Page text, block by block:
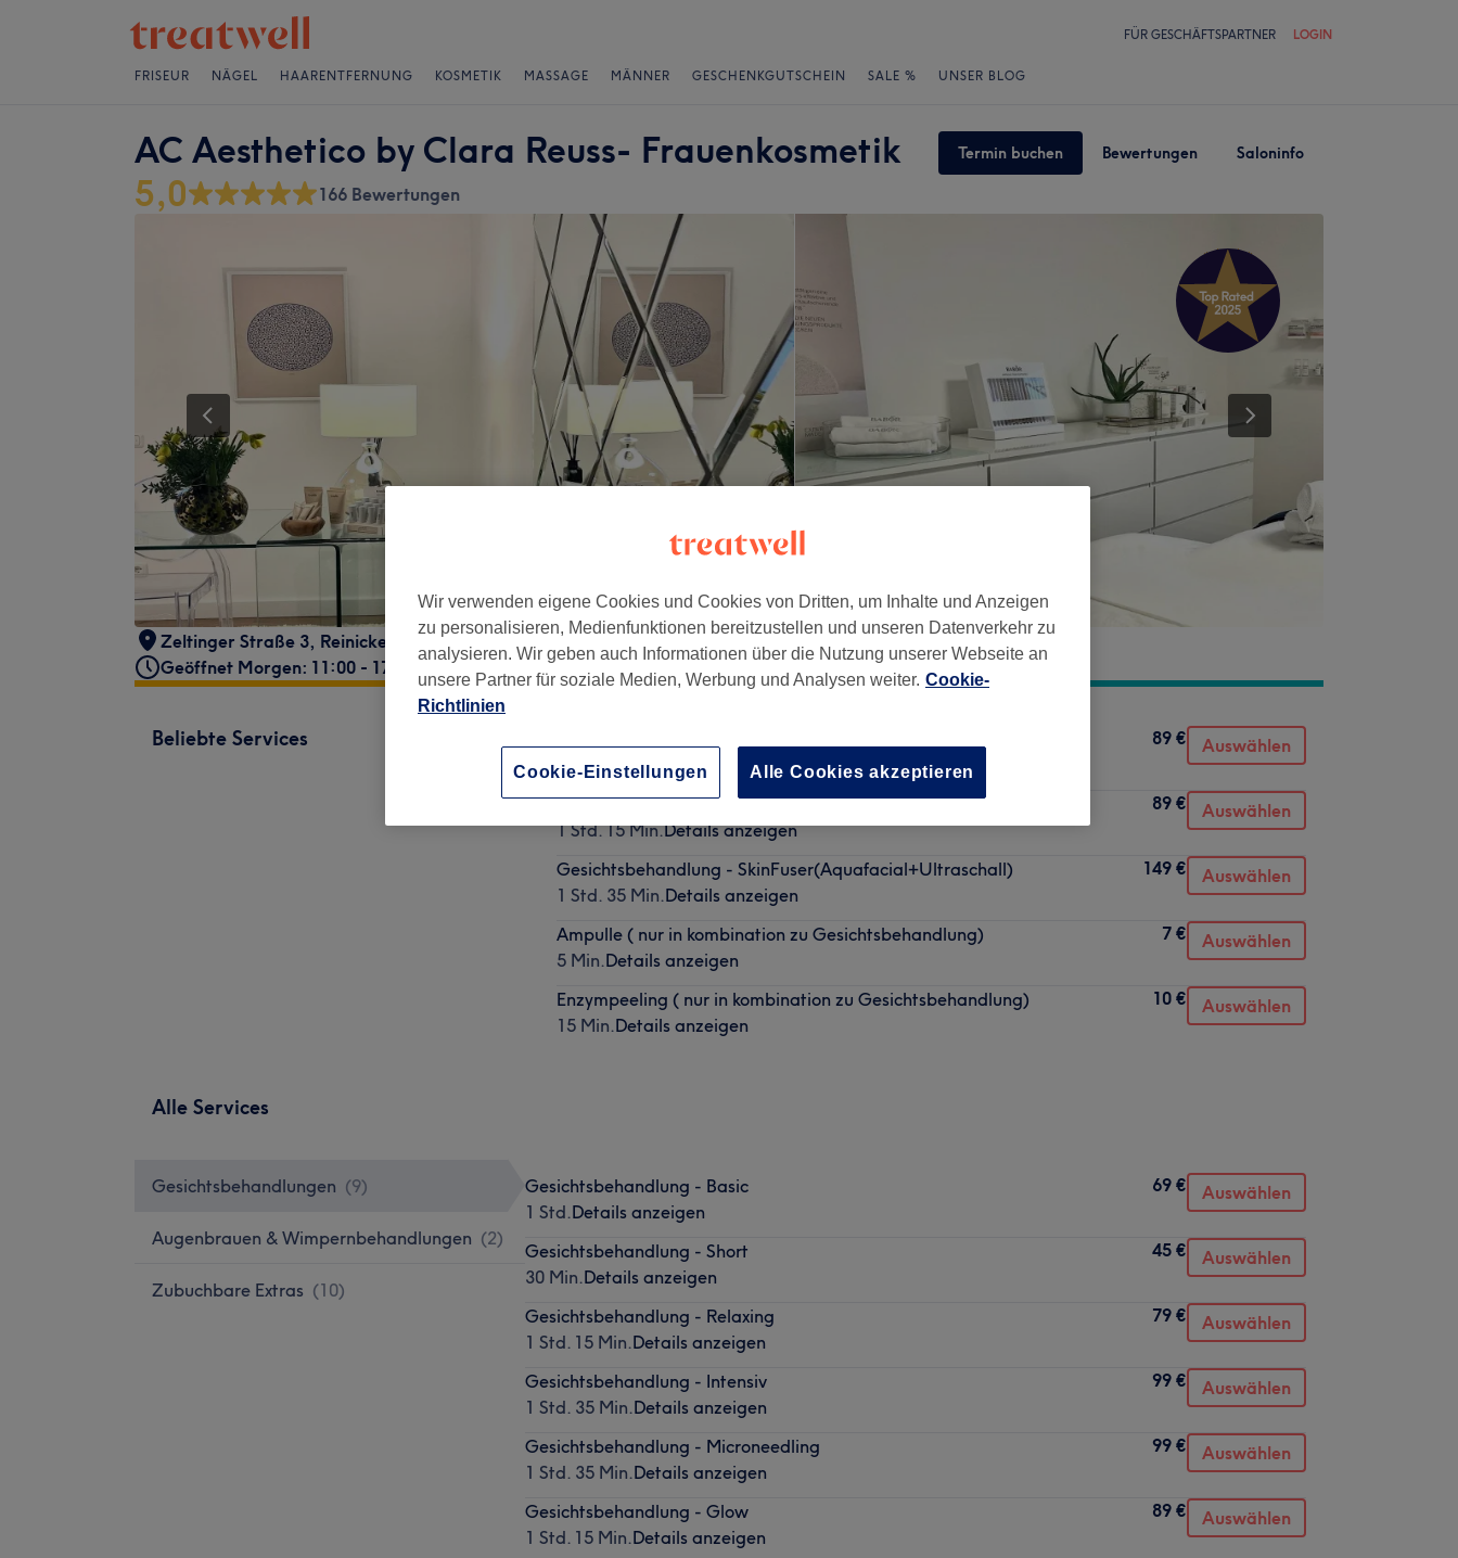
FÜR GESCHÄFTSPARTNER LOGIN
FRISEUR NÄGEL HAARENTFERNUNG KOSMETIK MASSAGE MÄNNER GESCHENKGUTSCHEIN SALE % UNSER BLOG
AC Aesthetico by Clara Reuss- Frauenkosmetik Termin buchen Bewertungen Saloninfo
5,0 166 Bewertungen
Zeltinger Straße 3, Reinickendorf, Berlin, 13465
Geöffnet Morgen: 11:00 - 17:00
Beliebte Services
1 Std. 15 Min.Details anzeigen
89 € Auswählen
Gesichtsbehandlung - Glow
1 Std. 15 Min.Details anzeigen
89 € Auswählen
Gesichtsbehandlung - SkinFuser(Aquafacial+Ultraschall)
1 Std. 35 Min.Details anzeigen
149 € Auswählen
Ampulle ( nur in kombination zu Gesichtsbehandlung)
5 Min.Details anzeigen
7 € Auswählen
Enzympeeling ( nur in kombination zu Gesichtsbehandlung)
15 Min.Details anzeigen
10 € Auswählen
Alle Services
Gesichtsbehandlungen (9)
Augenbrauen & Wimpernbehandlungen (2)
Zubuchbare Extras (10)
Gesichtsbehandlung - Basic
1 Std.Details anzeigen
69 € Auswählen
Gesichtsbehandlung - Short
30 Min.Details anzeigen
45 € Auswählen
Gesichtsbehandlung - Relaxing
1 Std. 15 Min.Details anzeigen
79 € Auswählen
Gesichtsbehandlung - Intensiv
1 Std. 35 Min.Details anzeigen
99 € Auswählen
Gesichtsbehandlung - Microneedling
1 Std. 35 Min.Details anzeigen
99 € Auswählen
Gesichtsbehandlung - Glow
1 Std. 15 Min.Details anzeigen
89 € Auswählen
Wir verwenden eigene Cookies und Cookies von Dritten, um Inhalte und Anzeigen
zu personalisieren, Medienfunktionen bereitzustellen und unseren Datenverkehr zu
analysieren. Wir geben auch Informationen über die Nutzung unserer Webseite an
unsere Partner für soziale Medien, Werbung und Analysen weiter. Cookie-
Richtlinien
Cookie-Einstellungen Alle Cookies akzeptieren